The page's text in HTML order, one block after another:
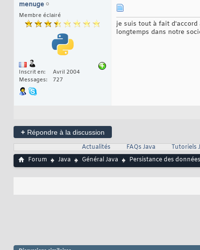
menuge
Membre éclairé
Inscrit en
Avril 2004
Messages
727
je suis tout à fait d'accord
longtemps dans notre
+ Répondre à la discussion
Actualités
FAQs Java Tutoriels
Forum
Java Général Java Persistance des données